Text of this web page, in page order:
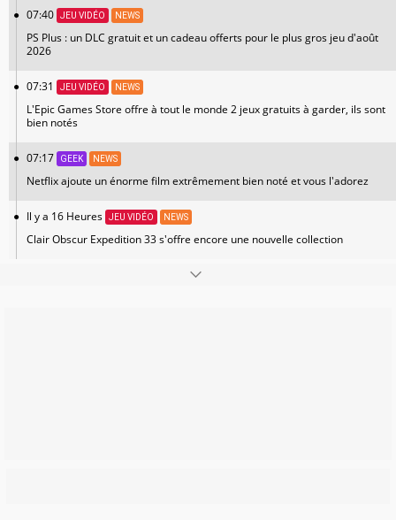
07:40 JEU VIDÉO NEWS
PS Plus : un DLC gratuit et un cadeau offerts pour le plus gros jeu d'août
2026
07:31 JEU VIDÉO NEWS
L'Epic Games Store offre à tout le monde 2 jeux gratuits à garder, ils sont
bien notés
07:17 GEEK NEWS
Netflix ajoute un énorme film extrêmement bien noté et vous l'adorez
Il y a 16 Heures JEU VIDÉO NEWS
Clair Obscur Expedition 33 s'offre encore une nouvelle collection